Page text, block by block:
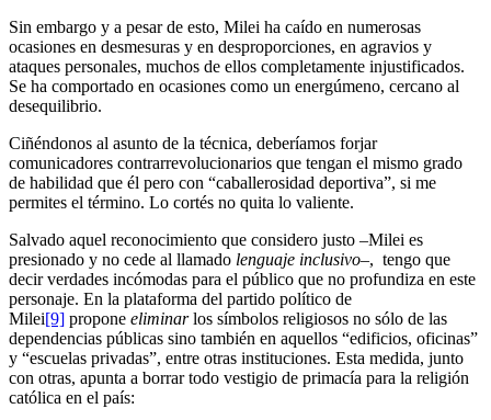
Sin embargo y a pesar de esto, Milei ha caído en numerosas
ocasiones en desmesuras y en desproporciones, en agravios y
ataques personales, muchos de ellos completamente injustificados.
Se ha comportado en ocasiones como un energúmeno, cercano al
desequilibrio.
Ciñéndonos al asunto de la técnica, deberíamos forjar
comunicadores contrarrevolucionarios que tengan el mismo grado
de habilidad que él pero con “caballerosidad deportiva”, si me
permites el término. Lo cortés no quita lo valiente.
Salvado aquel reconocimiento que considero justo –Milei es
presionado y no cede al llamado lenguaje inclusivo–, tengo que
decir verdades incómodas para el público que no profundiza en este
personaje. En la plataforma del partido político de
Milei[9] propone eliminarlos símbolos religiosos no sólo de las
dependencias públicas sino también en aquellos “edificios, oficinas”
y “escuelas privadas”, entre otras instituciones. Esta medida, junto
con otras, apunta a borrar todo vestigio de primacía para la religión
católica en el país: